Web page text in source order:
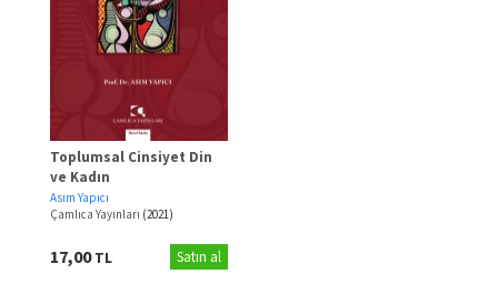
Toplumsal Cinsiyet Din
ve Kadın
Asım Yapıcı
Çamlıca Yayınları (2021)
17,00TL Satın al